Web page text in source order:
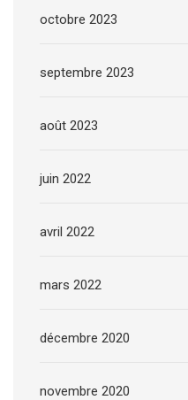
octobre 2023
septembre 2023
août 2023
juin 2022
avril 2022
mars 2022
décembre 2020
novembre 2020